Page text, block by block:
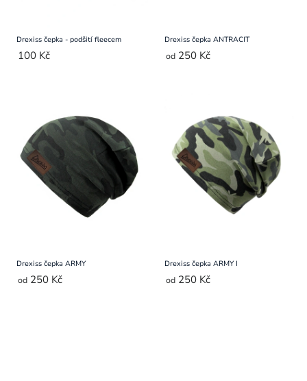
Drexiss čepka - podšití fleecem
100 Kč
Drexiss čepka ANTRACIT
od 250 Kč
Drexiss čepka ARMY
od 250 Kč
Drexiss čepka ARMY I
od 250 Kč